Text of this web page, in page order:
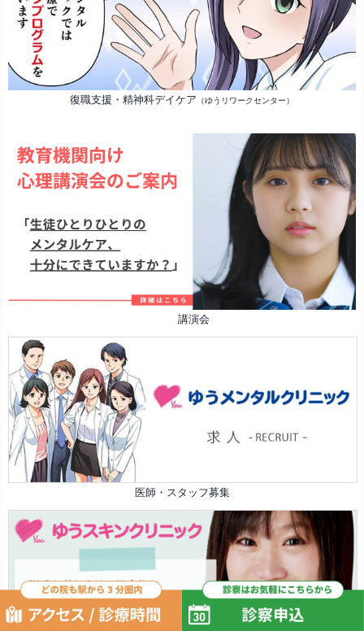
復職支援・精神科デイケア （ゆうリワークセンター）
講演会
医師・スタッフ募集